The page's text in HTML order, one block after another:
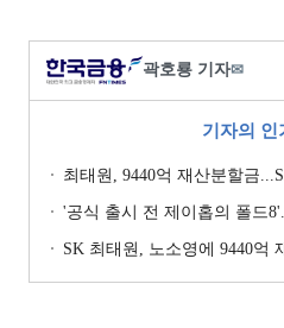
곽호룡 기자✉
기자의 인
최태원, 9440억 재산분할금
'공식 출시 전 제이홉의 폴드8'...달
SK 최태원, 노소영에 9440억